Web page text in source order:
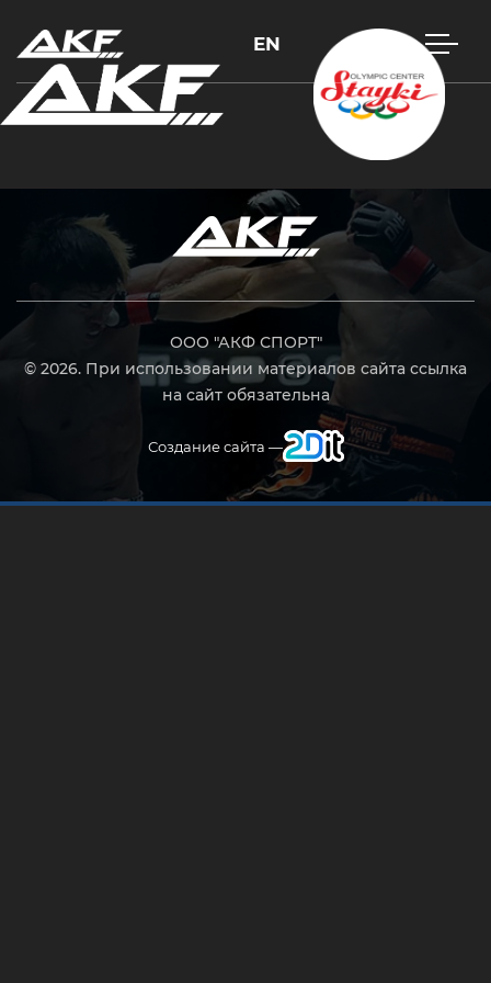
EN
ООО "АКФ СПОРТ"
© 2026. При использовании материалов сайта ссылка
на сайт обязательна
Создание сайта —
Нажмите Enter для поиска или Esc, чтобы закрыть